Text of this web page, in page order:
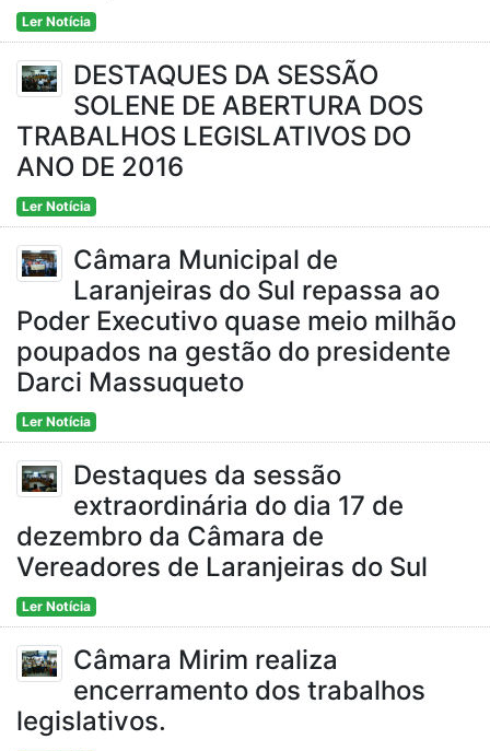
Ler Notícia
DESTAQUES DA SESSÃO
SOLENE DE ABERTURA DOS
TRABALHOS LEGISLATIVOS DO
ANO DE 2016
Ler Notícia
Câmara Municipal de
Laranjeiras do Sul repassa ao
Poder Executivo quase meio milhão
poupados na gestão do presidente
Darci Massuqueto
Ler Notícia
Destaques da sessão
extraordinária do dia 17 de
dezembro da Câmara de
Vereadores de Laranjeiras do Sul
Ler Notícia
Câmara Mirim realiza
encerramento dos trabalhos
legislativos.